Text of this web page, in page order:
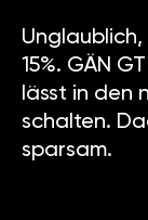
15%. GÄN
lässt in den
schalten.
sparsam.